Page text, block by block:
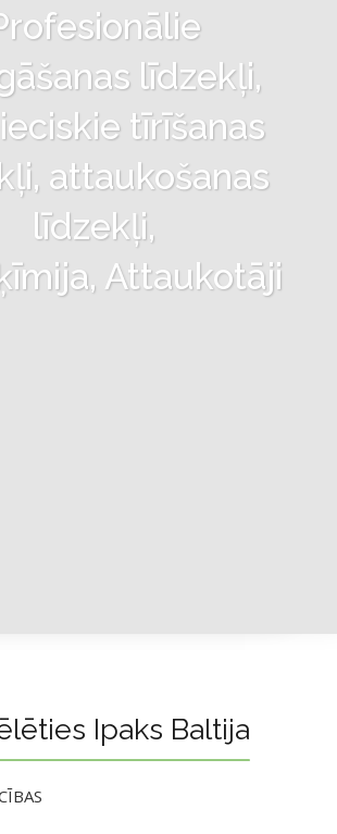
līdzekļi,
tīrīšanas
attaukošanas
līdzekļi,
Attaukotāji
Ipaks Baltija